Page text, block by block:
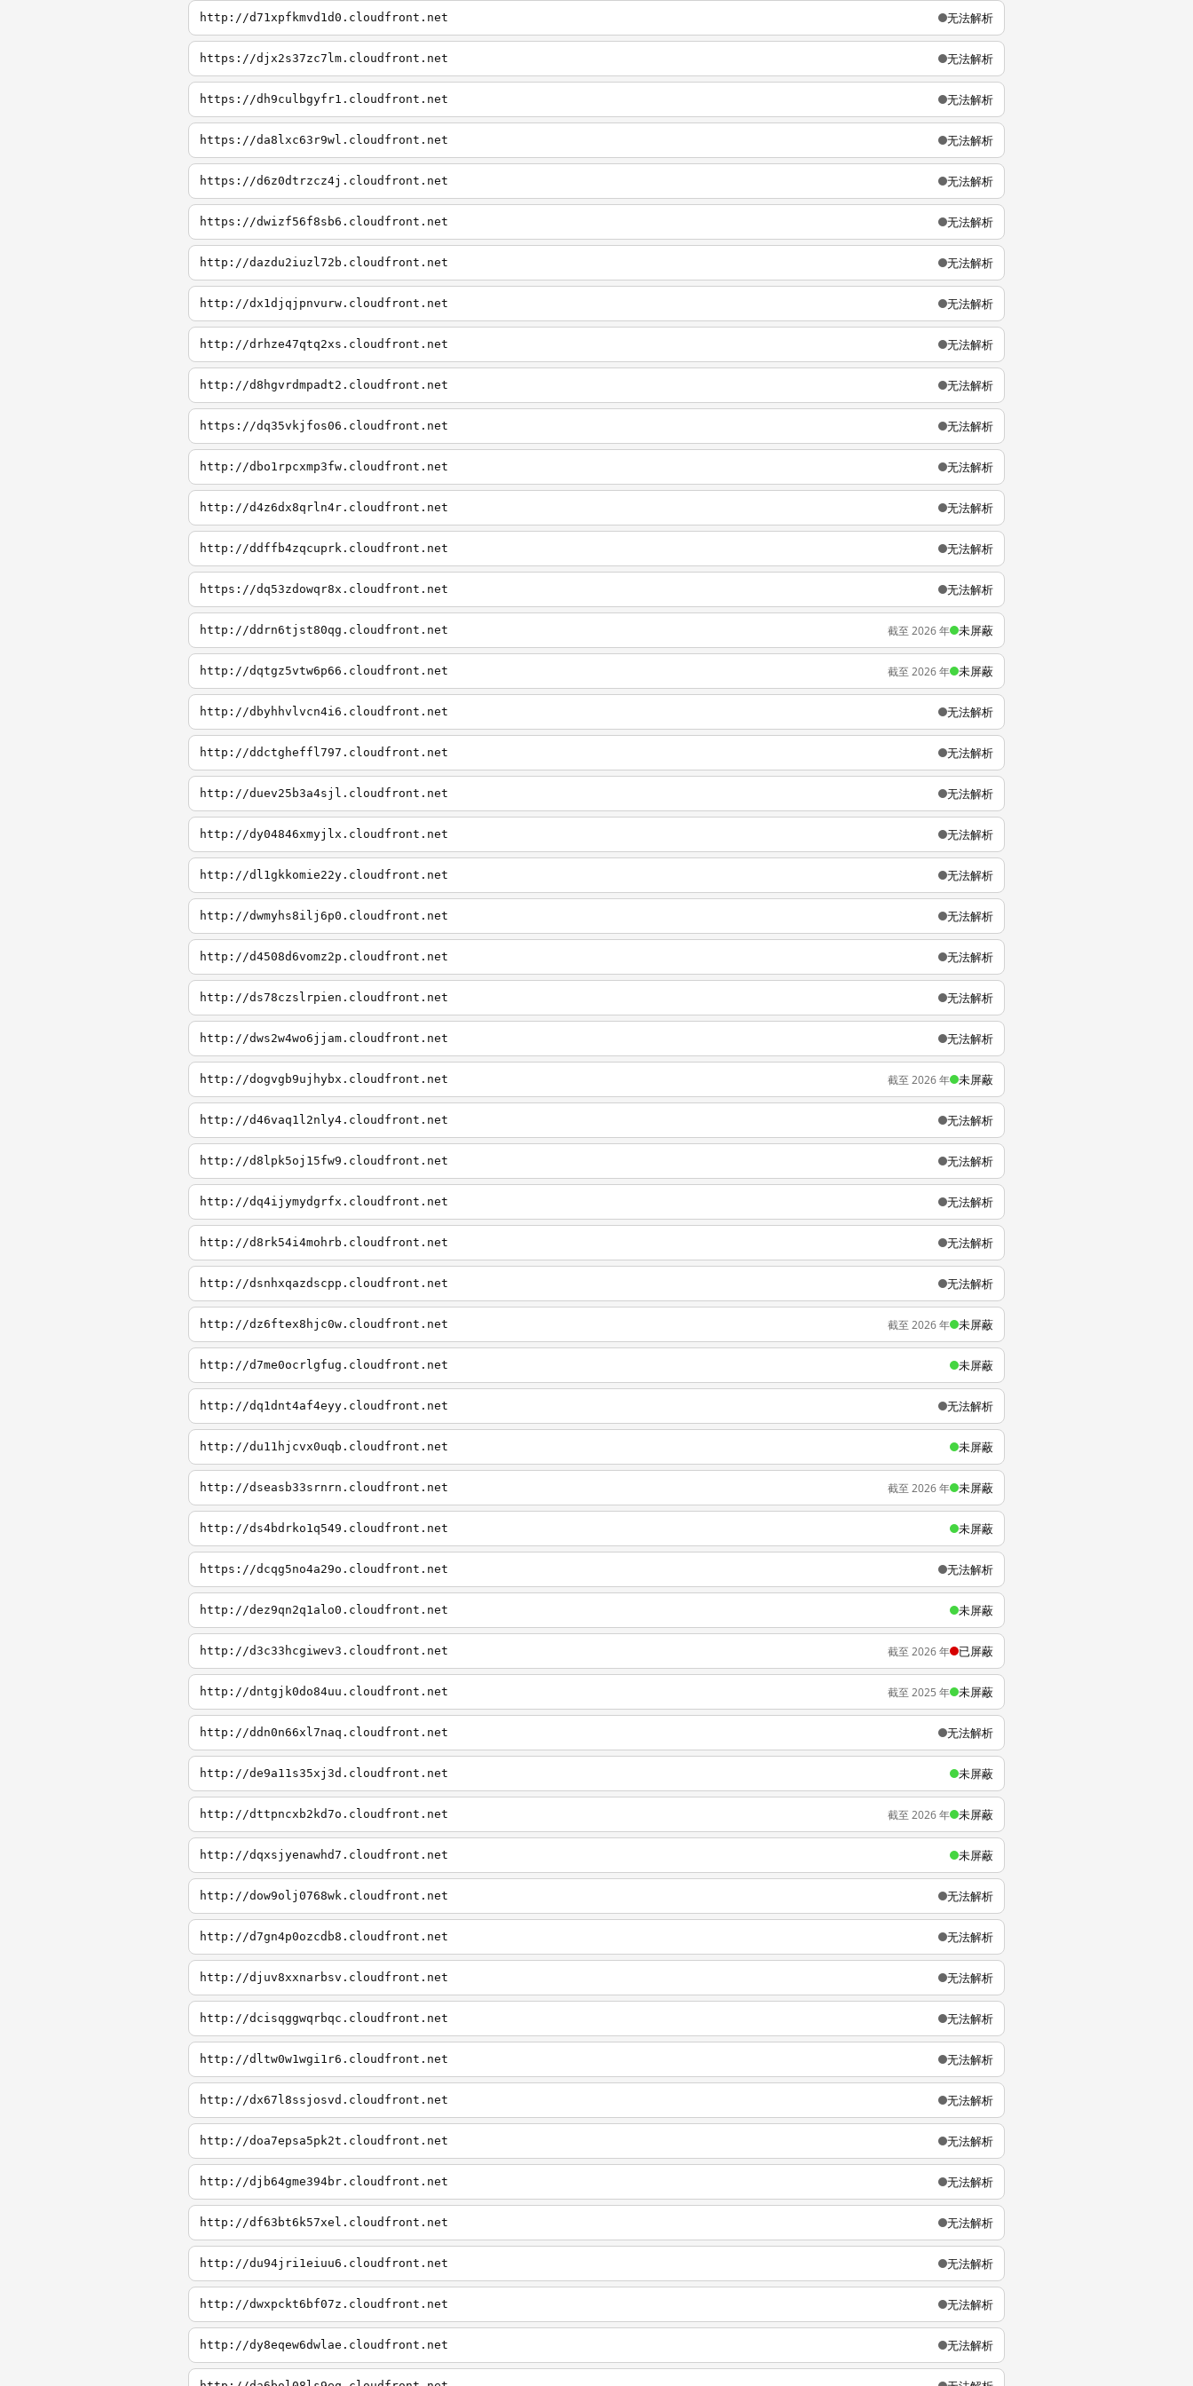
http://d71xpfkmvd1d0.cloudfront.net 无法解析
https://djx2s37zc7lm.cloudfront.net 无法解析
https://dh9culbgyfr1.cloudfront.net 无法解析
https://da8lxc63r9wl.cloudfront.net 无法解析
https://d6z0dtrzcz4j.cloudfront.net 无法解析
https://dwizf56f8sb6.cloudfront.net 无法解析
http://dazdu2iuzl72b.cloudfront.net 无法解析
http://dx1djqjpnvurw.cloudfront.net 无法解析
http://drhze47qtq2xs.cloudfront.net 无法解析
http://d8hgvrdmpadt2.cloudfront.net 无法解析
https://dq35vkjfos06.cloudfront.net 无法解析
http://dbo1rpcxmp3fw.cloudfront.net 无法解析
http://d4z6dx8qrln4r.cloudfront.net 无法解析
http://ddffb4zqcuprk.cloudfront.net 无法解析
https://dq53zdowqr8x.cloudfront.net 无法解析
http://ddrn6tjst80qg.cloudfront.net 截至 2026 年 未屏蔽
http://dqtgz5vtw6p66.cloudfront.net 截至 2026 年 未屏蔽
http://dbyhhvlvcn4i6.cloudfront.net 无法解析
http://ddctgheffl797.cloudfront.net 无法解析
http://duev25b3a4sjl.cloudfront.net 无法解析
http://dy04846xmyjlx.cloudfront.net 无法解析
http://dl1gkkomie22y.cloudfront.net 无法解析
http://dwmyhs8ilj6p0.cloudfront.net 无法解析
http://d4508d6vomz2p.cloudfront.net 无法解析
http://ds78czslrpien.cloudfront.net 无法解析
http://dws2w4wo6jjam.cloudfront.net 无法解析
http://dogvgb9ujhybx.cloudfront.net 截至 2026 年 未屏蔽
http://d46vaq1l2nly4.cloudfront.net 无法解析
http://d8lpk5oj15fw9.cloudfront.net 无法解析
http://dq4ijymydgrfx.cloudfront.net 无法解析
http://d8rk54i4mohrb.cloudfront.net 无法解析
http://dsnhxqazdscpp.cloudfront.net 无法解析
http://dz6ftex8hjc0w.cloudfront.net 截至 2026 年 未屏蔽
http://d7me0ocrlgfug.cloudfront.net 未屏蔽
http://dq1dnt4af4eyy.cloudfront.net 无法解析
http://du11hjcvx0uqb.cloudfront.net 未屏蔽
http://dseasb33srnrn.cloudfront.net 截至 2026 年 未屏蔽
http://ds4bdrko1q549.cloudfront.net 未屏蔽
https://dcqg5no4a29o.cloudfront.net 无法解析
http://dez9qn2q1alo0.cloudfront.net 未屏蔽
http://d3c33hcgiwev3.cloudfront.net 截至 2026 年 已屏蔽
http://dntgjk0do84uu.cloudfront.net 截至 2025 年 未屏蔽
http://ddn0n66xl7naq.cloudfront.net 无法解析
http://de9a11s35xj3d.cloudfront.net 未屏蔽
http://dttpncxb2kd7o.cloudfront.net 截至 2026 年 未屏蔽
http://dqxsjyenawhd7.cloudfront.net 未屏蔽
http://dow9olj0768wk.cloudfront.net 无法解析
http://d7gn4p0ozcdb8.cloudfront.net 无法解析
http://djuv8xxnarbsv.cloudfront.net 无法解析
http://dcisqggwqrbqc.cloudfront.net 无法解析
http://dltw0w1wgi1r6.cloudfront.net 无法解析
http://dx67l8ssjosvd.cloudfront.net 无法解析
http://doa7epsa5pk2t.cloudfront.net 无法解析
http://djb64gme394br.cloudfront.net 无法解析
http://df63bt6k57xel.cloudfront.net 无法解析
http://du94jri1eiuu6.cloudfront.net 无法解析
http://dwxpckt6bf07z.cloudfront.net 无法解析
http://dy8eqew6dwlae.cloudfront.net 无法解析